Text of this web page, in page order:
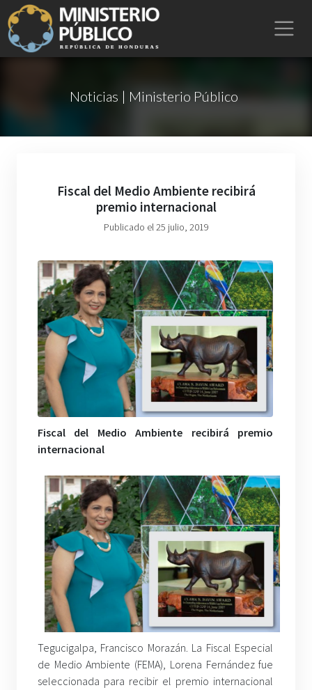
Noticias | Ministerio Público
Fiscal del Medio Ambiente recibirá
premio internacional
Publicado el 25 julio, 2019
Fiscal del Medio Ambiente recibirá premio
internacional
Tegucigalpa, Francisco Morazán. La Fiscal Especial
de Medio Ambiente (FEMA), Lorena Fernández fue
seleccionada para recibir el premio internacional